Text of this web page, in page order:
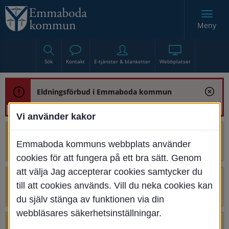
Sök Kontakt E-tjänster & blanketter Webbplatser
Meny
Eldningsförbud i Emmaboda kommun
renoveringen av Bjurbäcksbron
Tillfälliga avstängningar på Centrumtorget
v. 25-34
Vi använder kakor
Emmaboda kommuns webbplats använder
cookies för att fungera på ett bra sätt. Genom
att välja Jag accepterar cookies samtycker du
till att cookies används. Vill du neka cookies kan
du själv stänga av funktionen via din
webbläsares säkerhetsinställningar.